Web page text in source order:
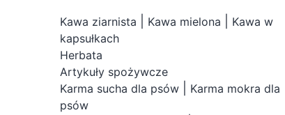
Kawa ziarnista Kawa mielona
Kawa w
kapsułkach
Herbata
Artykuły spożywcze
Karma sucha dla psów
Karma mokra dla
psów